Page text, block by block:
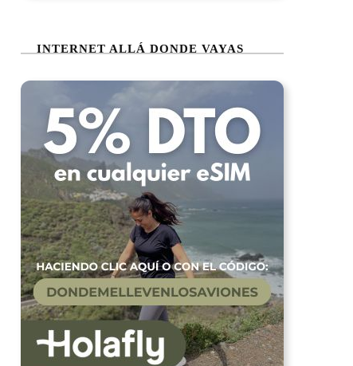
INTERNET ALLÁ DONDE VAYAS